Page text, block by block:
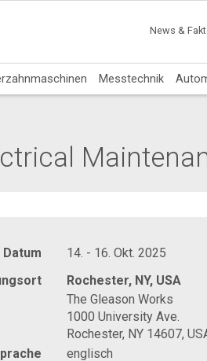
News &
Messtechnik
Datum
14. - 16. Okt. 2025
Rochester, NY, USA
The Gleason Works
1000 University Ave.
Rochester, NY 14607,
englisch